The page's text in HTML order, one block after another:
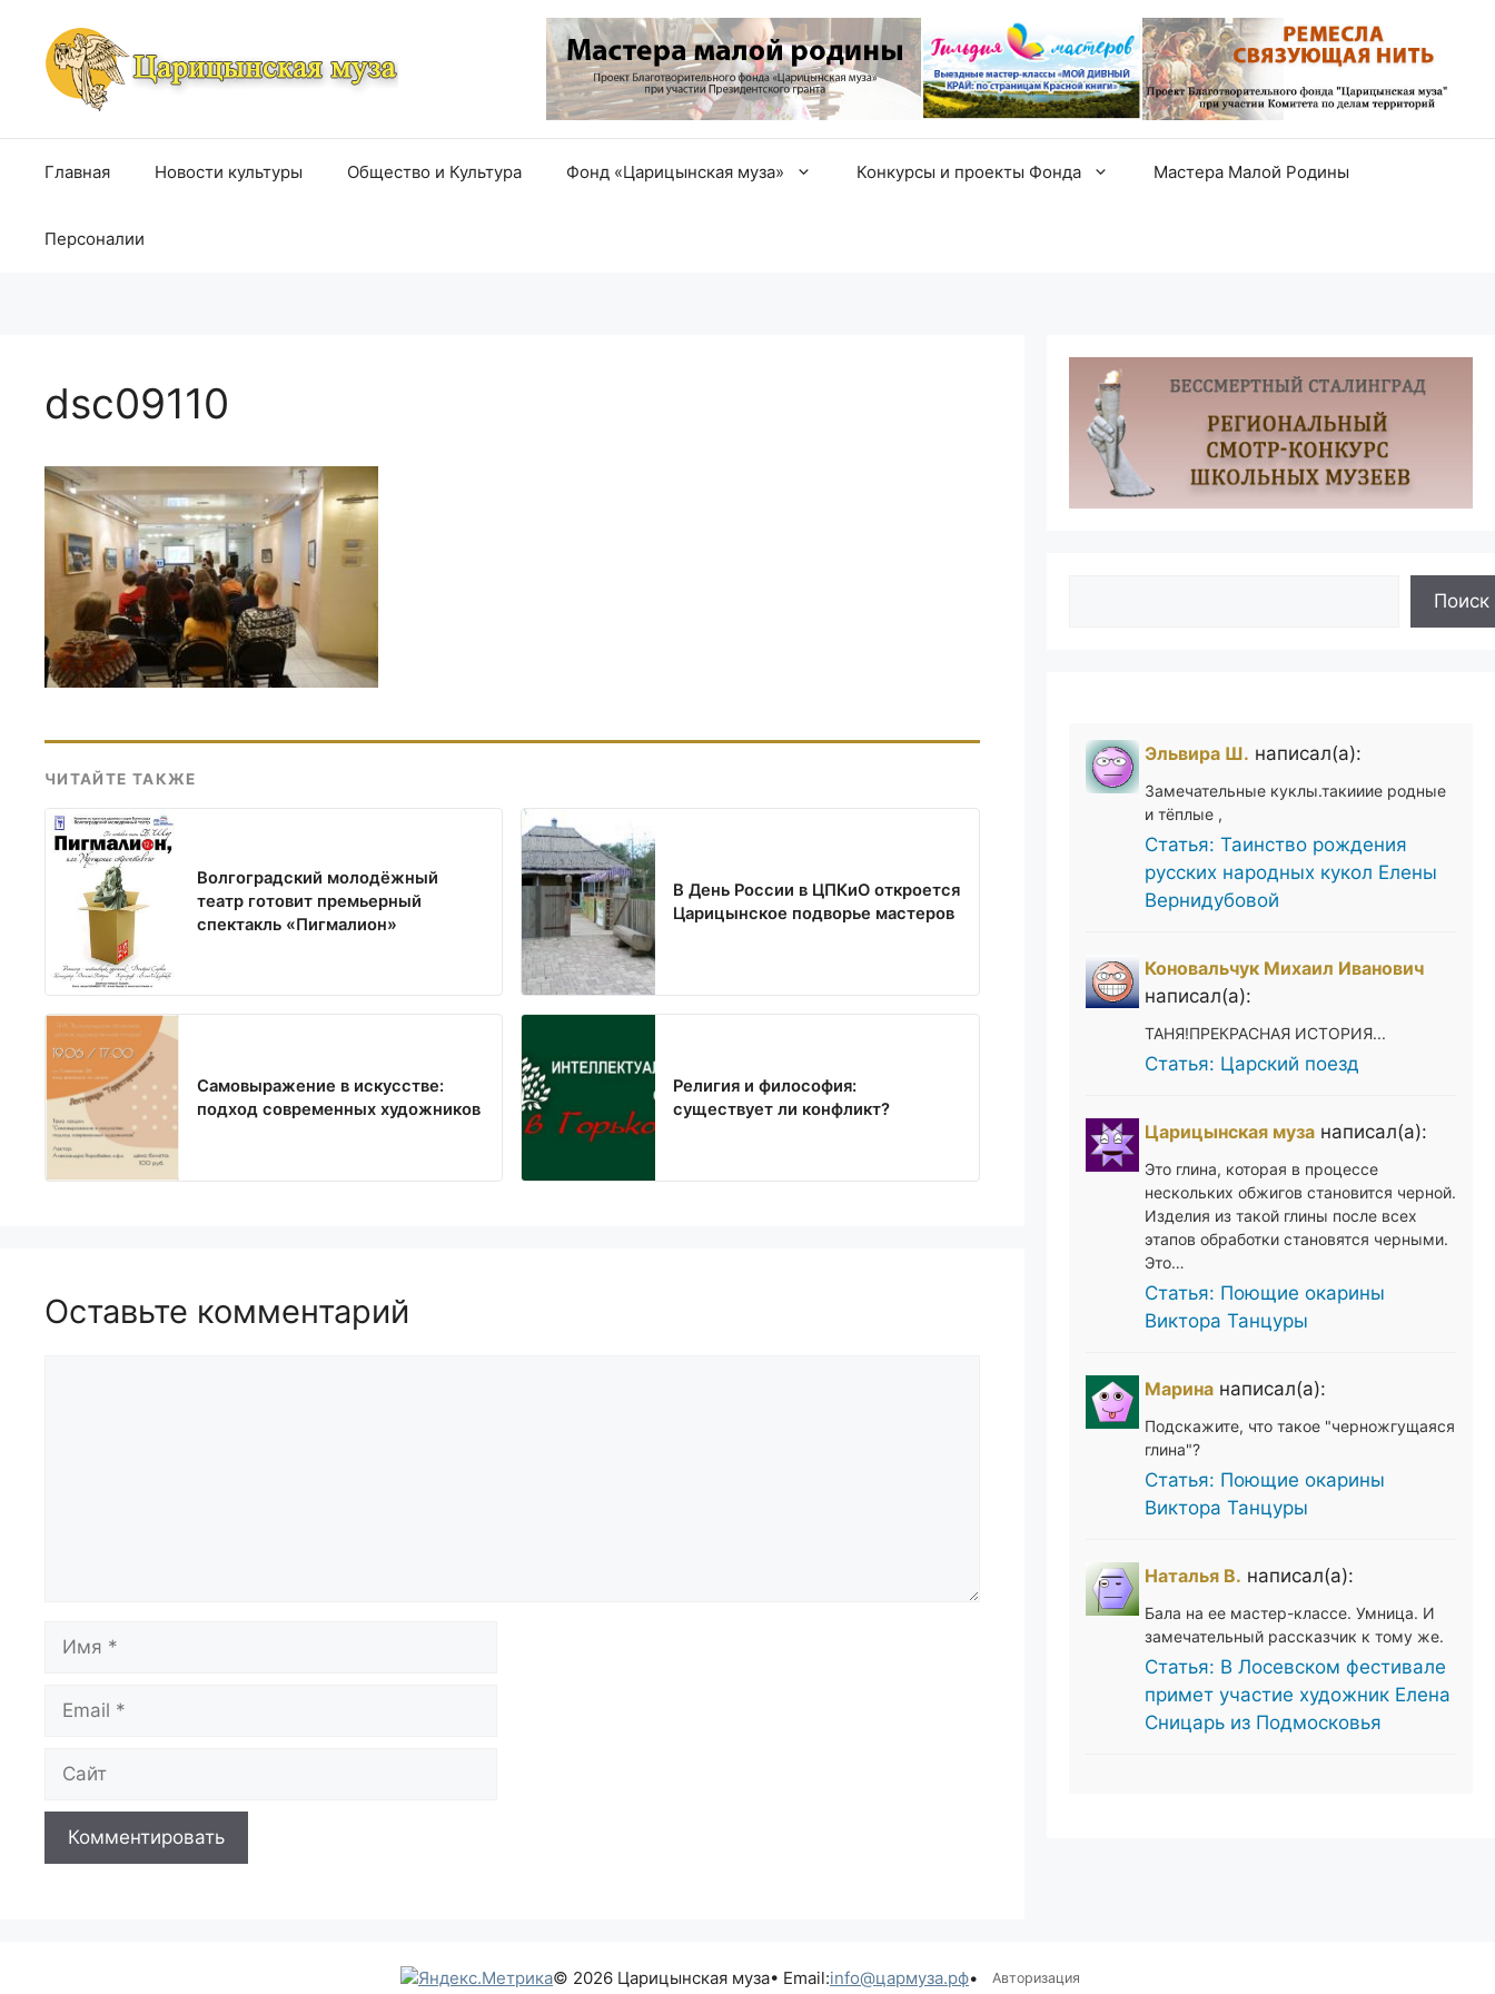
содержимому
Главная Новости культуры Общество и Культура Фонд «Царицынская муза» Конкурсы и проекты Фонда Мастера Малой Родины
Персоналии
dsc09110
ЧИТАЙТЕ ТАКЖЕ
Волгоградский молодёжный
театр готовит премьерный
спектакль «Пигмалион»
В День России в ЦПКиО откроется
Царицынское подворье мастеров
Самовыражение в искусстве:
подход современных художников
Религия и философия:
существует ли конфликт?
Оставьте комментарий
Имя
Email
Сайт
Поиск
Эльвира Ш. написал(а):
Замечательные куклы.такииие родные
и тёплые ,
Статья: Таинство рождения
русских народных кукол Елены
Вернидубовой
Коновальчук Михаил Иванович
написал(а):
ТАНЯ!ПРЕКРАСНАЯ ИСТОРИЯ...
Статья: Царский поезд
Царицынская музанаписал(а):
Это глина, которая в процессе
нескольких обжигов становится черной.
Изделия из такой глины после всех
этапов обработки становятся черными.
Это…
Статья: Поющие окарины
Виктора Танцуры
Маринанаписал(а):
Подскажите, что такое "черножгущаяся
глина"?
Статья: Поющие окарины
Виктора Танцуры
Наталья В. написал(а):
Бала на ее мастер-классе. Умница. И
замечательный рассказчик к тому же.
Статья: В Лосевском фестивале
примет участие художник Елена
Сницарь из Подмосковья
© 2026 Царицынская муза• Email:info@цармуза.рф• Авторизация